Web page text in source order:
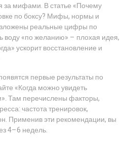
за мифами. В статье «Почему
по боксу? Мифы, нормы и
реальные цифры по
воду «по желанию» – плохая идея,
ускорит восстановление и
первые результаты по
«Когда можно увидеть
Там перечислены факторы,
частота тренировок,
Применив эти рекомендации, вы
4–6 недель.